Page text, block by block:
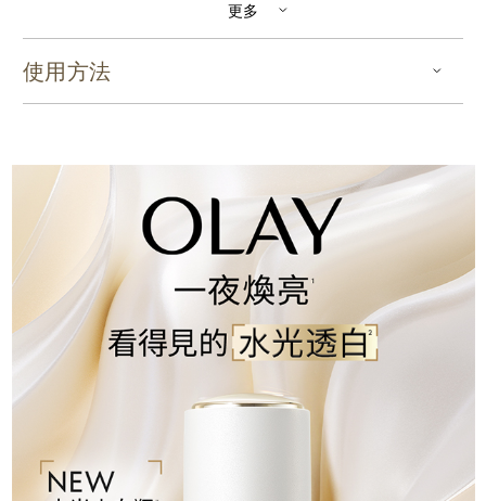
【美白專研31年，開啓水光蛋白新時代】直擊肌膚變黃元凶+同
【革命性水光蛋白科技】抑制最黃糖化產物、多維抵禦蛋白損
白~
主要成份：
直擊及抑制致黃蛋白因子AGEY，清除並抵禦受損
Niacinamide (維他命B3)
:淨化黑色素同時提升肌膚水潤度、光
澤度、透白度。
控羰素` :取自超級食物地中海洋薊``，提升肌膚滑嫩度並收細
毛孔。
「BCE抗氧體系」
- 提亮肌膚亦更彈嫩。
更多
使用方法